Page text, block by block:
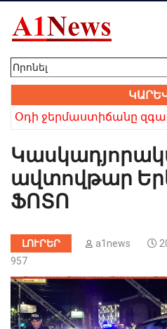
Օդի ջերմաստիճանը
ավտովթար
ՖՈՏՈ
ԼՈՒՐԵՐ a1news
957